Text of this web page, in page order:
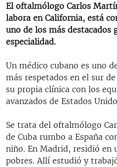
SER VIEJO EN CUBA
KENTU-CUBANO
LOS SANTOS DE HIALEAH
LA INVASIÓN DE RUSIA A
SÍGUENOS
El oftalmólogo Carlos
labora en California, está
uno de los más destacados
especialidad.
Un médico cubano es uno
más respetados en el sur
su propia clínica con los
avanzados de Estados
Se trata del oftalmólogo
de Cuba rumbo a España
niño. En Madrid, residió en
pobres. Allí estudió y